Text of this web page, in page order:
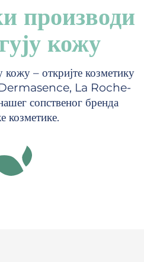
производи
кожу
– откријте козметику
Dermasence, La Roche-
сопственог бренда
козметике.